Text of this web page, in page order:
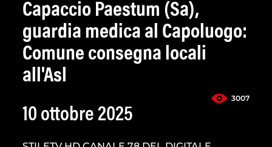
Capaccio Paestum (Sa),
guardia medica al Capoluogo:
Comune consegna locali
all'Asl
3007
10 ottobre 2025